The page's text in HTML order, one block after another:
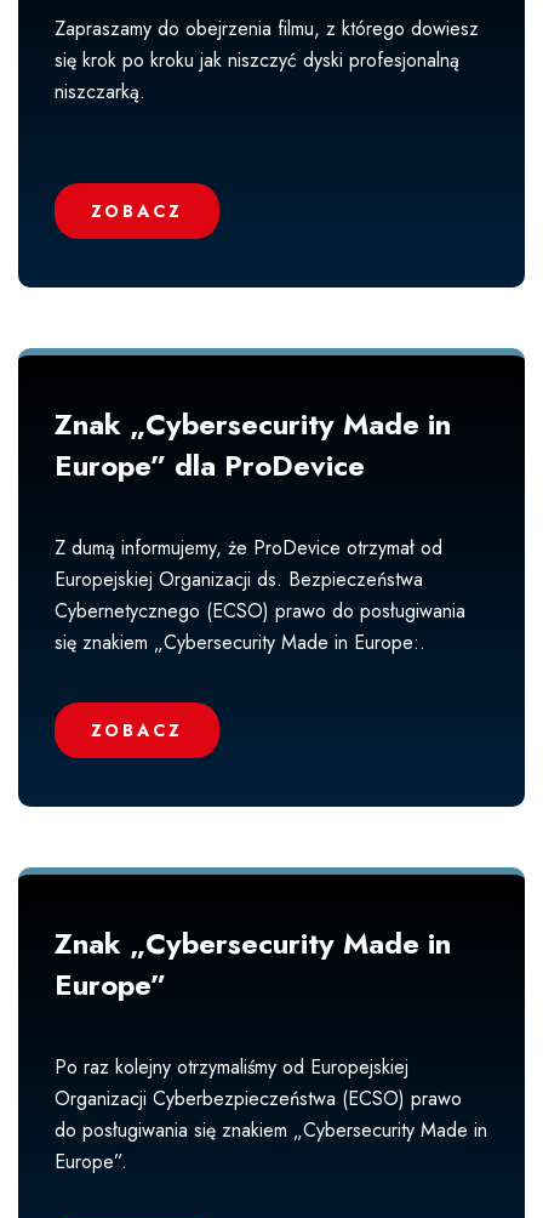
Zapraszamy do obejrzenia filmu, z którego dowiesz
się krok po kroku jak niszczyć dyski profesjonalną
niszczarką.
ZOBACZ
Znak „Cybersecurity Made in
Europe” dla ProDevice
Z dumą informujemy, że ProDevice otrzymał od
Europejskiej Organizacji ds. Bezpieczeństwa
Cybernetycznego (ECSO) prawo do posługiwania
się znakiem „Cybersecurity Made in Europe:.
ZOBACZ
Znak „Cybersecurity Made in
Europe”
Po raz kolejny otrzymaliśmy od Europejskiej
Organizacji Cyberbezpieczeństwa (ECSO) prawo
do posługiwania się znakiem „Cybersecurity Made in
Europe”.